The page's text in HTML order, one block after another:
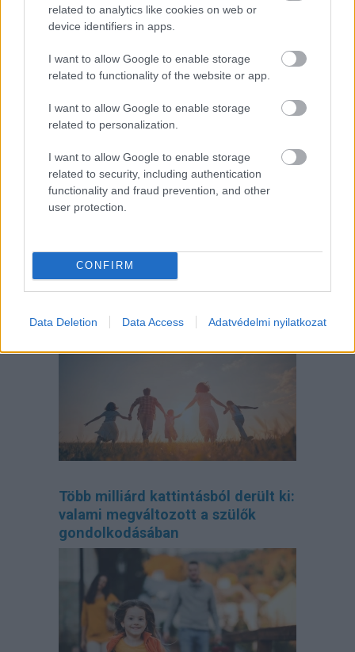
related to analytics like cookies on web or
device identifiers in apps.
I want to allow Google to enable storage
related to functionality of the website or app.
I want to allow Google to enable storage
related to personalization.
I want to allow Google to enable storage
related to security, including authentication
functionality and fraud prevention, and other
user protection.
CONFIRM
Data Deletion Data Access Adatvédelmi nyilatkozat
Toronymagasan verte a mezőnyt:
ez lett a magyarok kedvenc
bővül a család
Több milliárd kattintásból derült ki:
valami megváltozott a szülők
gondolkodásában